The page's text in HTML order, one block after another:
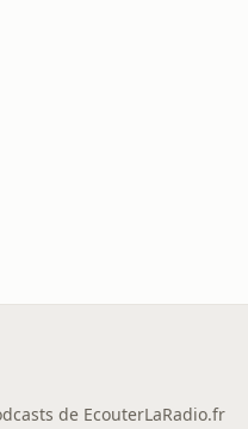
de EcouterLaRadio.fr